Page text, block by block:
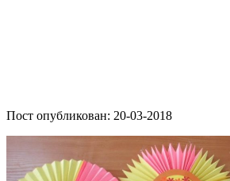
Пост опубликован: 20-03-2018